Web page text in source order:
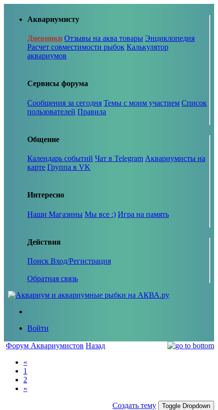
Аквариумисту
Дневники Отзывы на аква товары Энциклопедия
Расчет совместимости рыбок Калькулятор
аквариумов
Сервисы форума
Сообщения за сегодня Темы с моим участием Список
пользователей Правила
Общение
Календарь событий Чат в Telegram Аквариумисты на
карте Группа в VK
Интересно
Наши Магазины Мы все :) Игра на память
Действия
Поиск Вход/Регистрация
Обратная связь
Войти
Форум Аквариумистов Назад
«
1
2
»
Создать тему Toggle Dropdown